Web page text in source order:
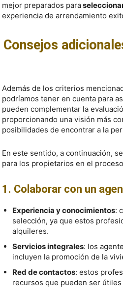
mejor preparados para
experiencia de arrendamiento
Consejos
Además de los criterios
podríamos tener en cuenta para
pueden complementar la
proporcionando una visión más
posibilidades de encontrar a la
En este sentido, a continuación,
para los propietarios en el
1. Colaborar con un
Experiencia y conocimientos:
selección, ya que estos
alquileres.
Servicios integrales: los
incluyen la promoción de la
Red de contactos: estos
recursos que pueden ser